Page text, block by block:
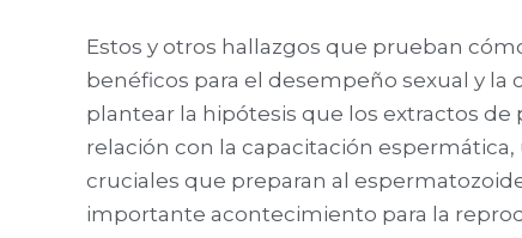
Estos y otros hallazgos que prueban
benéficos para el desempeño sexual y
plantear la hipótesis que los extractos
relación con la capacitación
cruciales que preparan al
importante acontecimiento para la